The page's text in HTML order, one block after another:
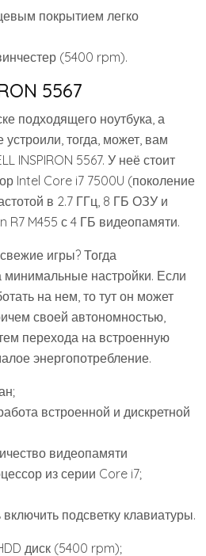
покрытием легко
(5400 rpm).
5567
подходящего ноутбука, а
тогда, может, вам
INSPIRON 5567. У неё стоит
Intel Core i7 7500U (поколение
в 2.7 ГГц, 8 ГБ ОЗУ и
R7 M455 с 4 ГБ видеопамяти.
игры? Тогда
настройки. Если
на нем, то тут он может
своей автономностью,
перехода на встроенную
энергопотребление.
встроенной и дискретной
видеопамяти
из серии Core i7;
подсветку клавиатуры.
диск (5400 rpm);